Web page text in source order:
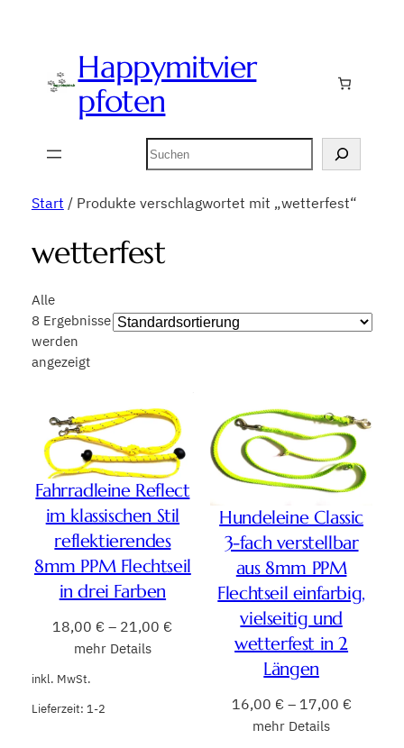
Happymitvier
pfoten
Suchen
Start / Produkte verschlagwortet mit „wetterfest“
wetterfest
Alle
8 Ergebnisse
werden
angezeigt
Fahrradleine Reflect
im klassischen Stil
reflektierendes
8mm PPM Flechtseil
in drei Farben
18,00 € – 21,00 €
mehr Details
inkl. MwSt.
Lieferzeit: 1-2
Hundeleine Classic
3-fach verstellbar
aus 8mm PPM
Flechtseil einfarbig,
vielseitig und
wetterfest in 2
Längen
16,00 € – 17,00 €
mehr Details